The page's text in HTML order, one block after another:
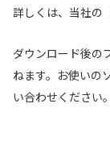
詳しくは、当社の
ダウンロード後の
ねます。お使いの
い合わせください。